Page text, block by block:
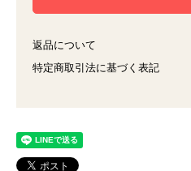
返品について
特定商取引法に基づく表記